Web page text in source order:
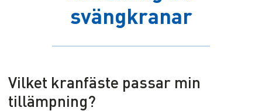
svängkranar
Vilket kranfäste passar min
tillämpning?